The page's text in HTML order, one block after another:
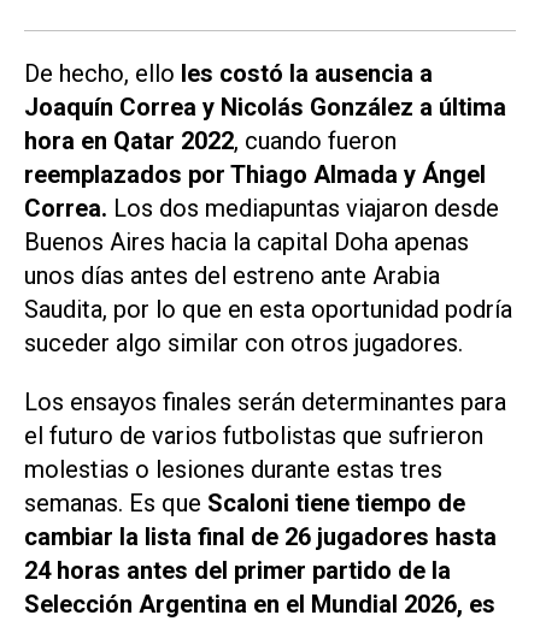
De hecho, ello les costó la ausencia a
Joaquín Correa y Nicolás González a última
hora en Qatar 2022, cuando fueron
reemplazados por Thiago Almada y Ángel
Correa. Los dos mediapuntas viajaron desde
Buenos Aires hacia la capital Doha apenas
unos días antes del estreno ante Arabia
Saudita, por lo que en esta oportunidad podría
suceder algo similar con otros jugadores.
Los ensayos finales serán determinantes para
el futuro de varios futbolistas que sufrieron
molestias o lesiones durante estas tres
semanas. Es que Scaloni tiene tiempo de
cambiar la lista final de 26 jugadores hasta
24 horas antes del primer partido de la
Selección Argentina en el Mundial 2026, es